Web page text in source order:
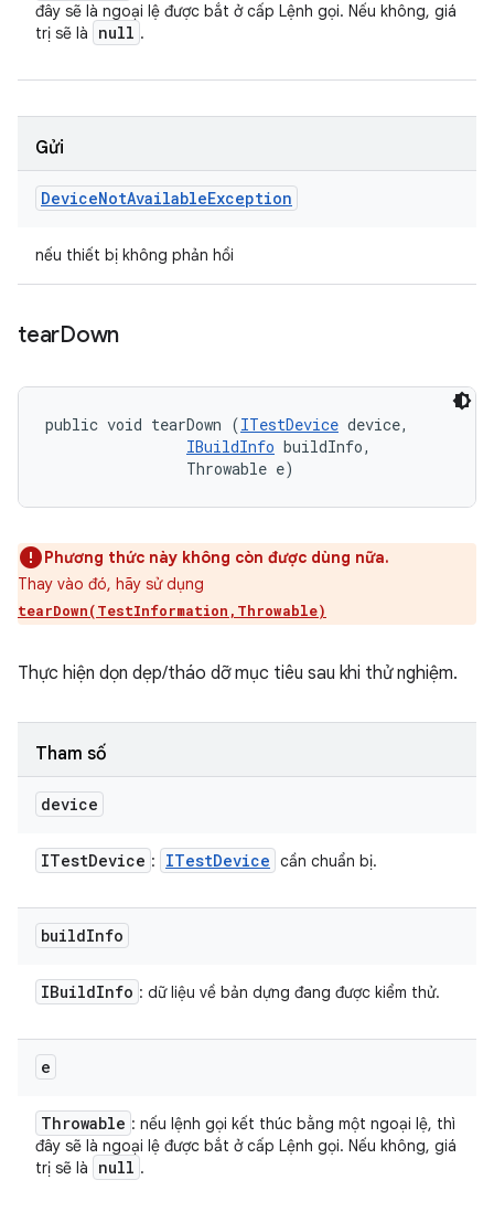
đây sẽ là ngoại lệ được bắt ở cấp Lệnh gọi. Nếu không, giá
trị sẽ là
null .
Gửi
DeviceNotAvailableException
nếu thiết bị không phản hồi
tearDown
public void tearDown (ITestDevice device,
IBuildInfo buildInfo,
                Throwable e)
Phương thức này không còn được dùng nữa.
Thay vào đó, hãy sử dụng
tearDown(TestInformation,Throwable)
Thực hiện dọn dẹp/tháo dỡ mục tiêu sau khi thử nghiệm.
Tham số
device
ITestDevice : ITestDevice cần chuẩn bị.
buildInfo
IBuildInfo : dữ liệu về bản dựng đang được kiểm thử.
e
Throwable : nếu lệnh gọi kết thúc bằng một ngoại lệ, thì
đây sẽ là ngoại lệ được bắt ở cấp Lệnh gọi. Nếu không, giá
trị sẽ là
null .